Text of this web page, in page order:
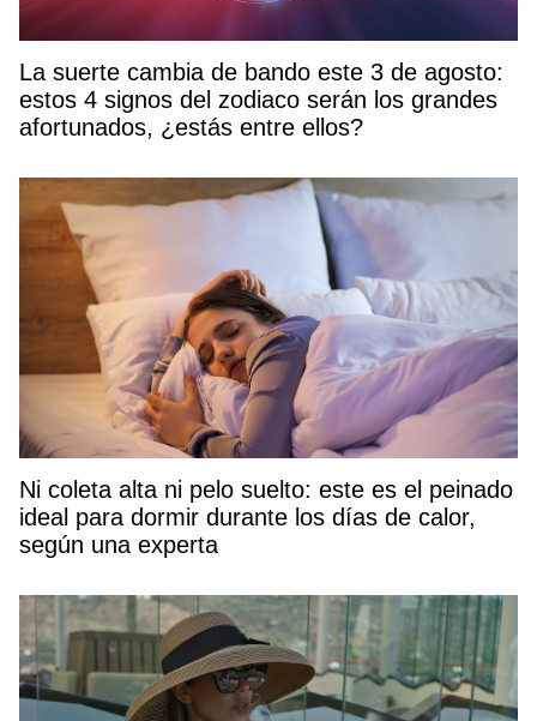
La suerte cambia de bando este 3 de agosto:
estos 4 signos del zodiaco serán los grandes
afortunados, ¿estás entre ellos?
Ni coleta alta ni pelo suelto: este es el peinado
ideal para dormir durante los días de calor,
según una experta